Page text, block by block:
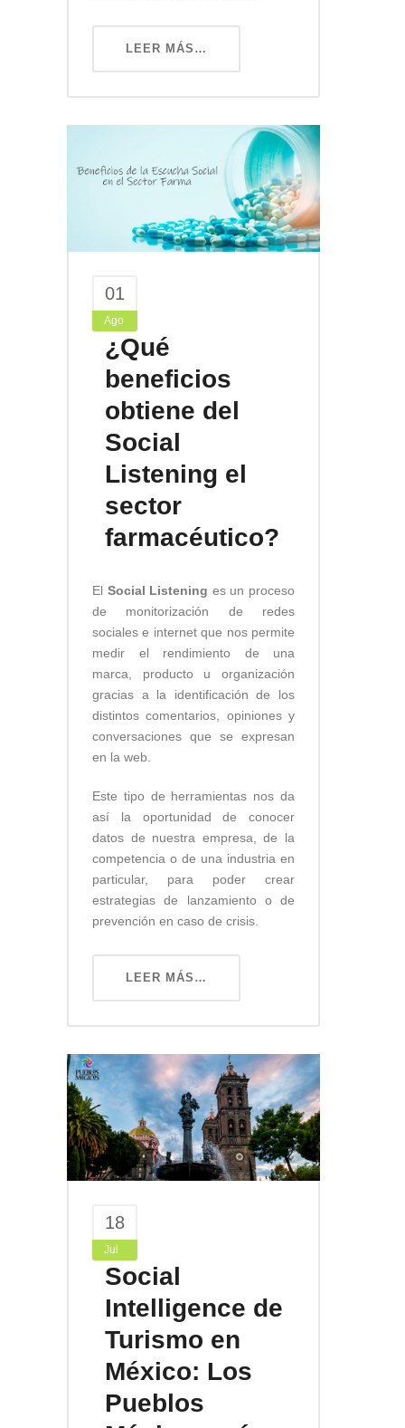
LEER MÁS…
01
Ago
¿Qué
beneficios
obtiene del
Social
Listening el
sector
farmacéutico?
El Social Listening es un proceso
de monitorización de redes
sociales e internet que nos permite
medir el rendimiento de una
marca, producto u organización
gracias a la identificación de los
distintos comentarios, opiniones y
conversaciones que se expresan
en la web.
Este tipo de herramientas nos da
así la oportunidad de conocer
datos de nuestra empresa, de la
competencia o de una industria en
particular, para poder crear
estrategias de lanzamiento o de
prevención en caso de crisis.
LEER MÁS…
18
Jul
Social
Intelligence de
Turismo en
México: Los
Pueblos